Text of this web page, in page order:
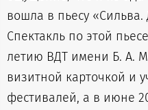
вошла в пьесу
Спектакль по этой
летию ВДТ имени Б. А.
визитной карточкой и
фестивалей, а в июне